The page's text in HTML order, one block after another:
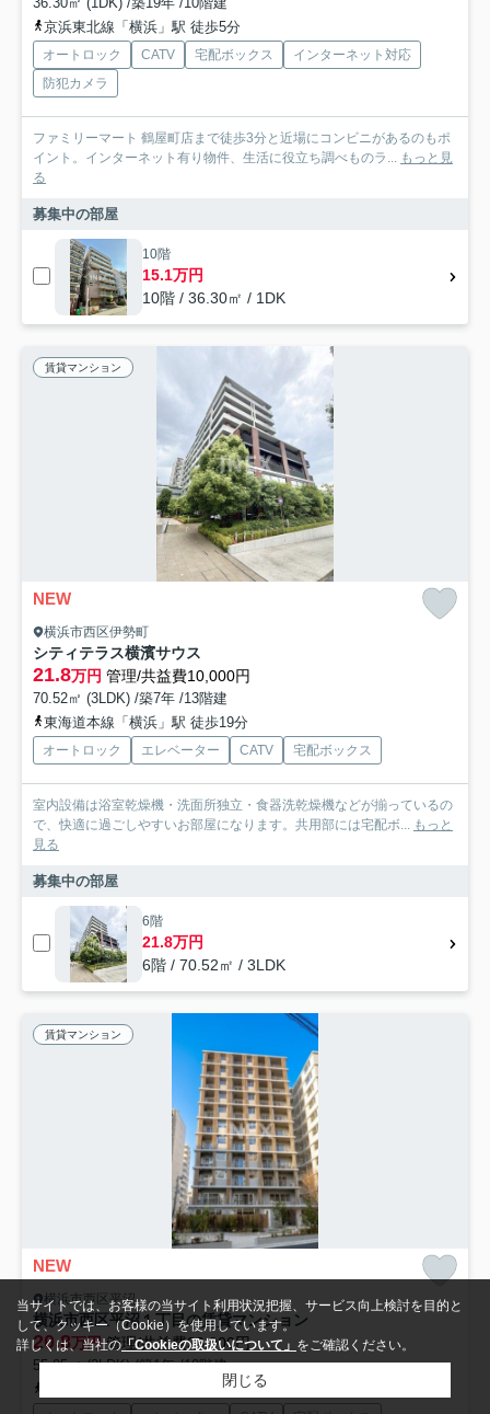
京浜東北線「横浜」駅 徒歩5分
オートロック CATV 宅配ボックス
インターネット対応
防犯カメラ
ファミリーマート 鶴屋町店まで徒歩3分と近場にコンビニがあるのもポ
イント。インターネット有り物件、生活に役立ち調べものラ...
もっと見
る
募集中の部屋
10階
15.1万円
10階 / 36.30㎡ / 1DK
賃貸マンション
NEW
横浜市西区伊勢町
シティテラス横濱サウス
21.8万円 管理/共益費10,000円
70.52㎡ (3LDK) /築7年 /13階建
東海道本線「横浜」駅 徒歩19分
オートロック エレベーター CATV 宅配ボックス
室内設備は浴室乾燥機・洗面所独立・食器洗乾燥機などが揃っているの
で、快適に過ごしやすいお部屋になります。共用部には宅配ボ...
もっと
見る
募集中の部屋
6階
21.8万円
6階 / 70.52㎡ / 3LDK
賃貸マンション
NEW
横浜市西区平沼
横浜市西区平沼１丁目の賃貸マンション
20.8万円管理/共益費20,000円
55.95㎡ (2LDK) /築1年 /10階建
京浜東北線「横浜」駅 徒歩11分
当サイトでは、お客様の当サイト利用状況把握、サービス向上検討を目的と
して、クッキー（Cookie）を使用しています。
詳しくは、当社の「Cookieの取扱いについて」 をご確認ください。
閉じる